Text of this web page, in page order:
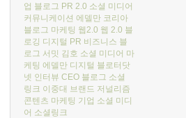
업 블로그 PR 2.0 소셜 미디어
커뮤니케이션 에델만 코리아
블로그 마케팅 웹2.0 웹 2.0 블
로깅 디지털 PR 비즈니스 블
로그 서밋 김호 소셜 미디어 마
케팅 에델만 디지털 블로터닷
넷 인터뷰 CEO 블로그 소셜
링크 이중대 브랜드 저널리즘
콘텐츠 마케팅 기업 소셜 미디
어 소셜링크